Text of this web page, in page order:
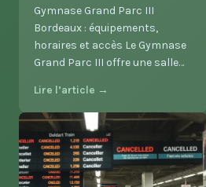
Gymnase Grand Parc III
Bordeaux : équipements,
horaires et accès Le Gymnase
Grand Parc III offre une salle…
Lire l’article →